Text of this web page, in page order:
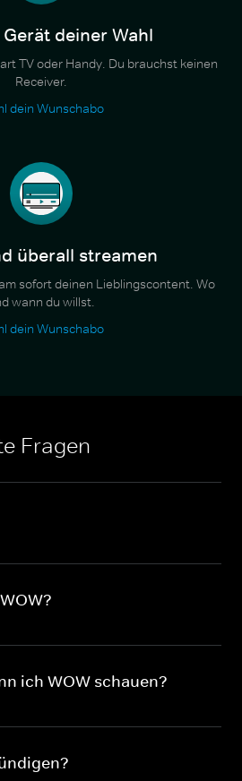
deiner Wahl
TV oder Handy. Du brauchst keinen
Receiver.
dein Wunschabo
überall streamen
sofort deinen Lieblingscontent. Wo
wann du willst.
dein Wunschabo
Fragen
ich WOW schauen?